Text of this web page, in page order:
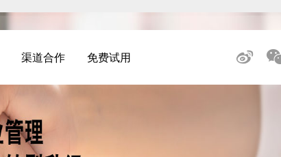
渠道合作 免费试用